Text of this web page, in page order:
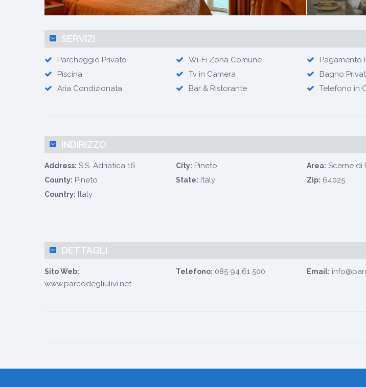
SERVIZI
Parcheggio Privato Wi-Fi Zona Comune
Pagamento
Piscina
Tv in Camera
Bagno
Aria Condizionata
Bar & Ristorante Telefono in
INDIRIZZO
Address: S.S. Adriatica 16 City: Pineto Area: Scerne di
County: Pineto State: Italy Zip: 64025
Country: Italy
DETTAGLI
Sito Web:
www.parcodegliulivi.net
Telefono: 085 94 61 500 Email: